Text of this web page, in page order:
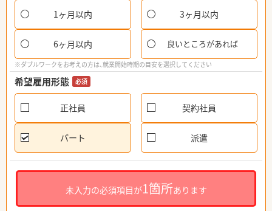
1ヶ月以内 3ヶ月以内
6ヶ月以内 良いところがあれば
※ダブルワークをお考えの方は、就業開始時期の目安を選択してください
希望雇用形態 必須
正社員 契約社員
パート 派遣
未入力の必須項目が1箇所あります